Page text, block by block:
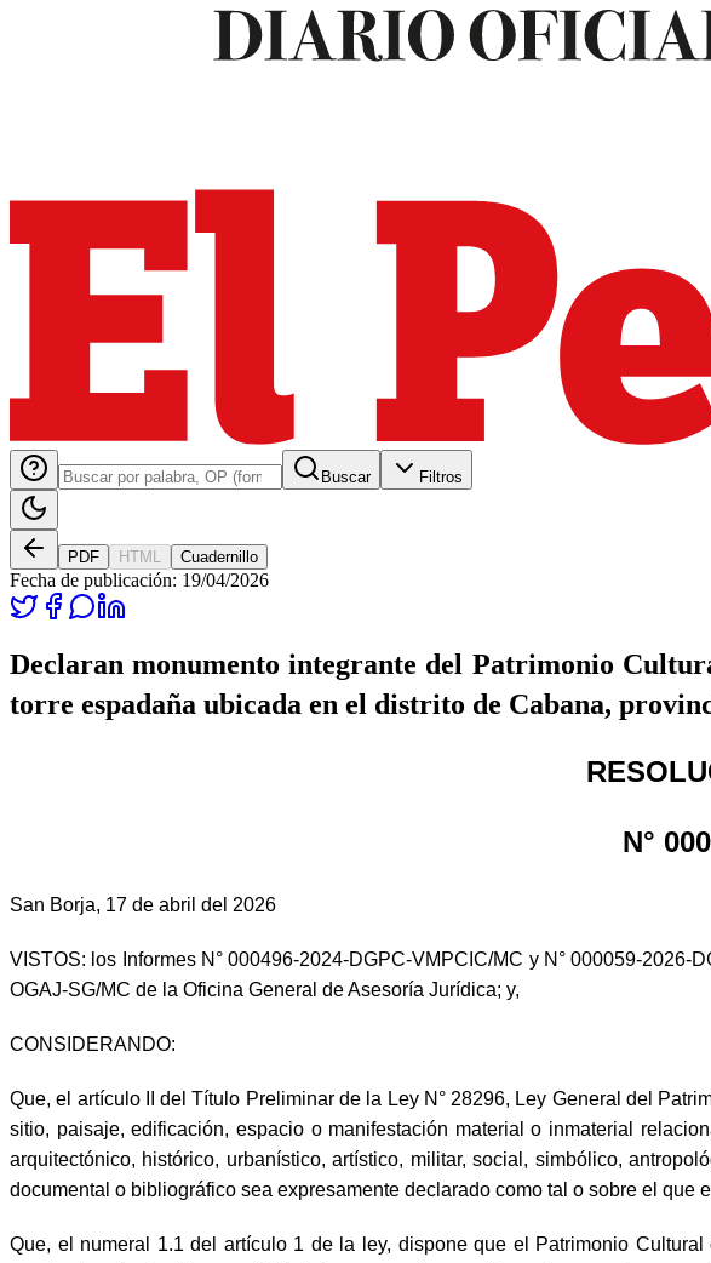
Buscar Filtros
PDF HTML Cuadernillo
Fecha de publicación: 19/04/2026
Declaran monumento integrante del Patrimonio
torre espadaña ubicada en el distrito de Cabana,
N°
San Borja, 17 de abril del 2026
VISTOS: los Informes N° 000496-2024-DGPC-VMPCIC/MC y N° 000059-
OGAJ-SG/MC de la Oficina General de Asesoría Jurídica; y,
CONSIDERANDO:
Que, el artículo II del Título Preliminar de la Ley N° 28296, Ley General del
sitio, paisaje, edificación, espacio o manifestación material o inmaterial
arquitectónico, histórico, urbanístico, artístico, militar, social, simbólico,
documental o bibliográfico sea expresamente declarado como tal o sobre el que
Que, el numeral 1.1 del artículo 1 de la ley, dispone que el Patrimonio